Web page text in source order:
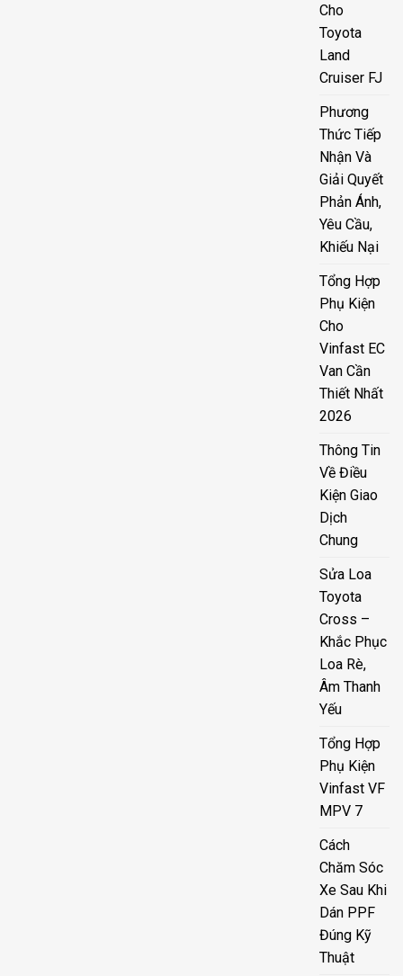
Cho
Toyota
Land
Cruiser FJ
Phương
Thức Tiếp
Nhận Và
Giải Quyết
Phản Ánh,
Yêu Cầu,
Khiếu Nại
Tổng Hợp
Phụ Kiện
Cho
Vinfast EC
Van Cần
Thiết Nhất
2026
Thông Tin
Về Điều
Kiện Giao
Dịch
Chung
Sửa Loa
Toyota
Cross –
Khắc Phục
Loa Rè,
Âm Thanh
Yếu
Tổng Hợp
Phụ Kiện
Vinfast VF
MPV 7
Cách
Chăm Sóc
Xe Sau Khi
Dán PPF
Đúng Kỹ
Thuật